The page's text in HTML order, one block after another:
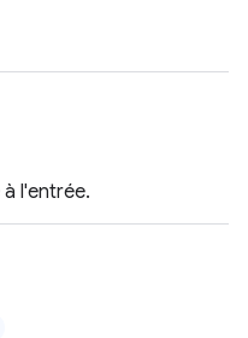
l'entrée.